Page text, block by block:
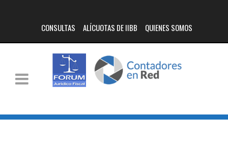
CONSULTAS ALÍCUOTAS DE IIBB QUIENES SOMOS